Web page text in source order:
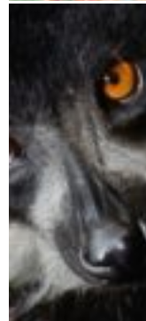
Andasibe bis Maroantsetra